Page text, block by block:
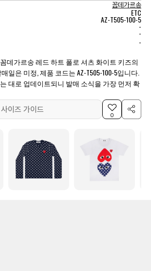
꼼데가르송
ETC
AZ-T505-100-5
-
-
-
데가르송 레드 하트 폴로 셔츠 화이트 키즈의
일은 미정, 제품 코드는 AZ-T505-100-5입니다.
대로 업데이트되니 발매 소식을 가장 먼저 확
사이즈 가이드
0